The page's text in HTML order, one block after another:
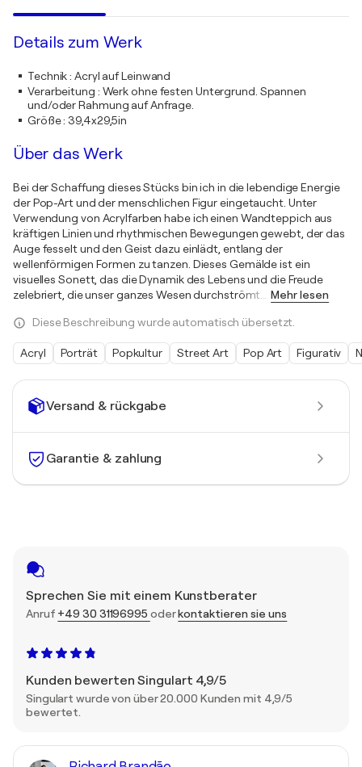
Versand & rückgabe
Garantie & zahlung
Sprechen Sie mit einem Kunstberater
Anruf +49 30 31196995 oderkontaktieren sie uns
Kunden bewerten Singulart 4,9/5
Singulart wurde von über 20.000 Kunden mit 4,9/5
bewertet.
Details zum Werk
Technik:Acryl auf Leinwand
Verarbeitung : Werk ohne festen Untergrund. Spannen
und/oder Rahmung auf Anfrage.
Größe: 39,4x29,5in
Über das Werk
Bei der Schaffung dieses Stücks bin ich in die lebendige Energie
der Pop-Art und der menschlichen Figur eingetaucht. Unter
Verwendung von Acrylfarben habe ich einen Wandteppich aus
kräftigen Linien und rhythmischen Bewegungen gewebt, der das
Auge fesselt und den Geist dazu einlädt, entlang der
wellenförmigen Formen zu tanzen. Dieses Gemälde ist ein
visuelles Sonett, das die Dynamik des Lebens und die Freude
zelebriert, die unser ganzes Wesen durchströmt.
Mehr lesen
Diese Beschreibung wurde automatisch übersetzt.
Acryl Porträt Popkultur Street Art Pop Art Figurativ